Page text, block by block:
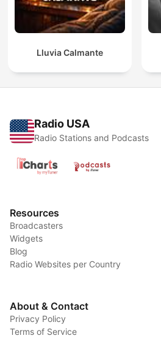
Lluvia Calmante
Radio USA
Radio Stations and Podcasts
Resources
Broadcasters
Widgets
Blog
Radio Websites per Country
About & Contact
Privacy Policy
Terms of Service